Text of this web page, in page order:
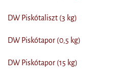
DW Piskótaliszt (3 kg)
DW Piskótapor (0,5 kg)
DW Piskótapor (15 kg)